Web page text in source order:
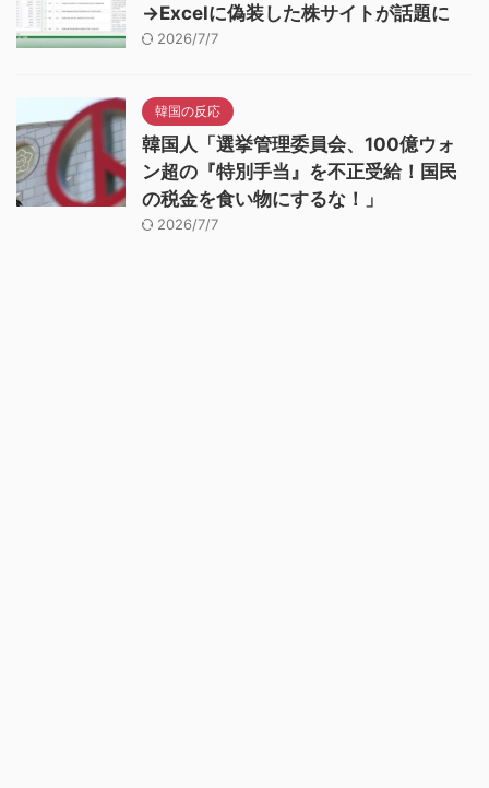
→Excelに偽装した株サイトが話題に
2026/7/7
韓国の反応
韓国人「選挙管理委員会、100億ウォ
ン超の『特別手当』を不正受給！国民
の税金を食い物にするな！」
2026/7/7